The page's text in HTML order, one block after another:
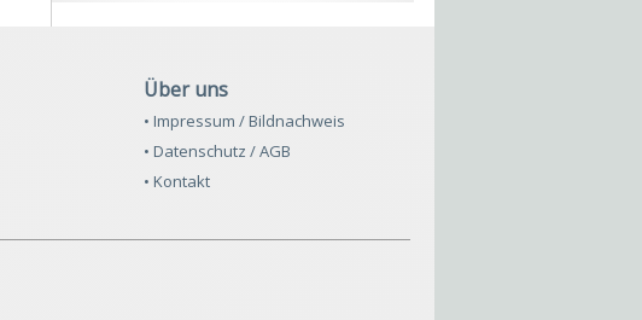
Über uns
• Impressum / Bildnachweis
• Datenschutz / AGB
• Kontakt